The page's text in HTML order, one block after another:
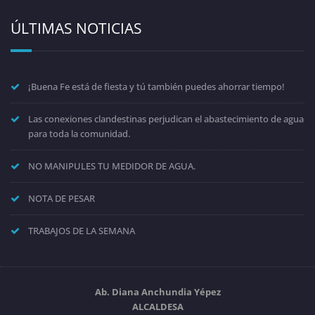
ÚLTIMAS NOTICIAS
¡Buena Fe está de fiesta y tú también puedes ahorrar tiempo!
Las conexiones clandestinas perjudican el abastecimiento de agua
para toda la comunidad.
NO MANIPULES TU MEDIDOR DE AGUA.
NOTA DE PESAR
TRABAJOS DE LA SEMANA
Ab. Diana Anchundia Yépez
ALCALDESA